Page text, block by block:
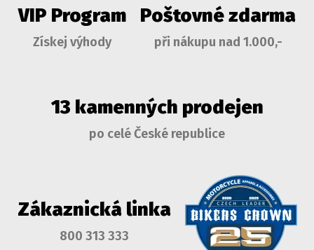
VIP Program
Získej výhody
Poštovné zdarma
při nákupu nad 1.000,-
13 kamenných prodejen
po celé České republice
Zákaznická linka
800 313 333